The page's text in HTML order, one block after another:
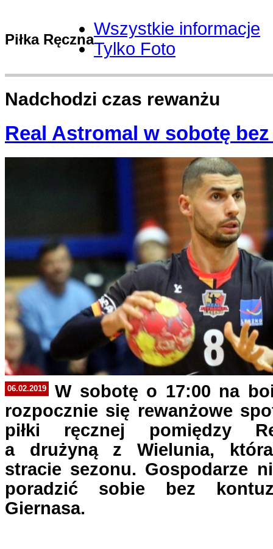
Piłka Ręczna
Wszystkie informacje
Tylko Foto
Nadchodzi czas rewanżu
Real Astromal w sobotę
06.02.2019
W sobotę o 17:00 na
rozpocznie się rewanżowe
piłki ręcznej pomiędzy
a drużyną z Wielunia, która
stracie sezonu. Gospodarze
poradzić sobie bez
Giernasa.